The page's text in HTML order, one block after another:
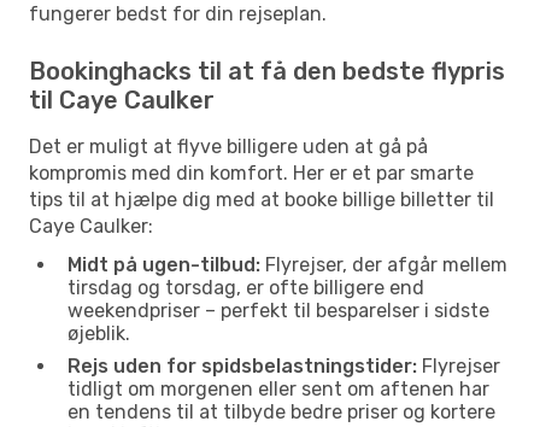
fungerer bedst for din rejseplan.
Bookinghacks til at få den bedste flypris
til Caye Caulker
Det er muligt at flyve billigere uden at gå på
kompromis med din komfort. Her er et par smarte
tips til at hjælpe dig med at booke billige billetter til
Caye Caulker:
Midt på ugen-tilbud: Flyrejser, der afgår mellem
tirsdag og torsdag, er ofte billigere end
weekendpriser – perfekt til besparelser i sidste
øjeblik.
Rejs uden for spidsbelastningstider: Flyrejser
tidligt om morgenen eller sent om aftenen har
en tendens til at tilbyde bedre priser og kortere